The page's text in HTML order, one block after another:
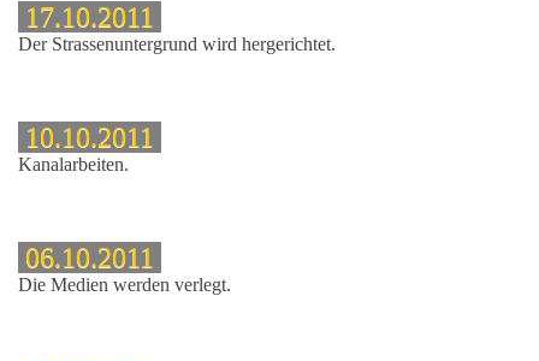
17.10.2011
Der Strassenuntergrund wird hergerichtet.
10.10.2011
Kanalarbeiten.
06.10.2011
Die Medien werden verlegt.